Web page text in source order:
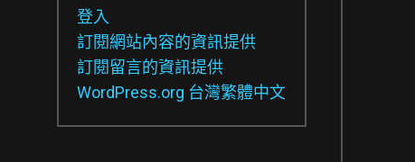
登入
訂閱網站內容的資訊提供
訂閱留言的資訊提供
WordPress.org 台灣繁體中文